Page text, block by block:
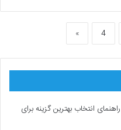
4
»
انتخاب بهترین گزینه برای